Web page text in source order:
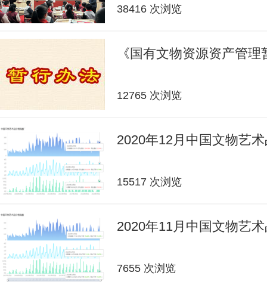
38416 次浏览
《国有文物资源资产管
12765 次浏览
2020年12月中国文物艺
15517 次浏览
2020年11月中国文物艺
7655 次浏览